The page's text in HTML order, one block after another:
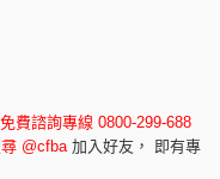
免費諮詢專線 0800-299-688
@cfba加入好友， 即有專